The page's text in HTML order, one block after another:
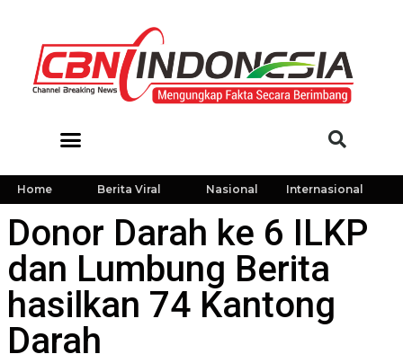
Home Berita Viral Nasional Internasional
Donor Darah ke 6 ILKP
dan Lumbung Berita
hasilkan 74 Kantong
Darah